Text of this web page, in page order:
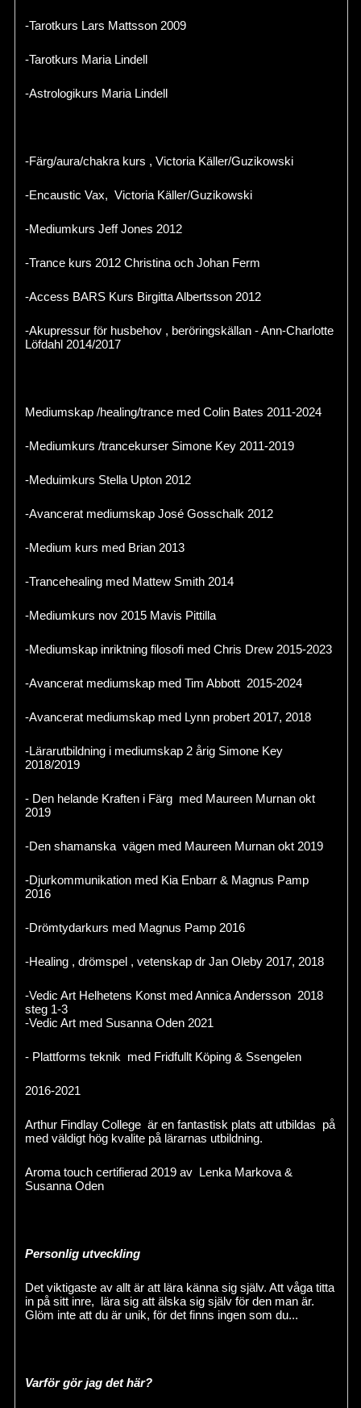
-Tarotkurs Lars Mattsson 2009
-Tarotkurs Maria Lindell
-Astrologikurs Maria Lindell
-Färg/aura/chakra kurs , Victoria Käller/Guzikowski
-Encaustic Vax, Victoria Käller/Guzikowski
-Mediumkurs Jeff Jones 2012
-Trance kurs 2012 Christina och Johan Ferm
-Access BARS Kurs Birgitta Albertsson 2012
-Akupressur för husbehov , beröringskällan - Ann-Charlotte
Löfdahl 2014/2017
Mediumskap /healing/trance med Colin Bates 2011-2024
-Mediumkurs /trancekurser Simone Key 2011-2019
-Meduimkurs Stella Upton 2012
-Avancerat mediumskap José Gosschalk 2012
-Medium kurs med Brian 2013
-Trancehealing med Mattew Smith 2014
-Mediumkurs nov 2015 Mavis Pittilla
-Mediumskap inriktning filosofi med Chris Drew 2015-2023
-Avancerat mediumskap med Tim Abbott 2015-2024
-Avancerat mediumskap med Lynn probert 2017, 2018
-Lärarutbildning i mediumskap 2 årig Simone Key
2018/2019
- Den helande Kraften i Färg med Maureen Murnan okt
2019
-Den shamanska vägen med Maureen Murnan okt 2019
-Djurkommunikation med Kia Enbarr & Magnus Pamp
2016
-Drömtydarkurs med Magnus Pamp 2016
-Healing , drömspel , vetenskap dr Jan Oleby 2017, 2018
-Vedic Art Helhetens Konst med Annica Andersson 2018
steg 1-3
-Vedic Art med Susanna Oden 2021
- Plattforms teknik med Fridfullt Köping & Ssengelen
2016-2021
Arthur Findlay College är en fantastisk plats att utbildas på
med väldigt hög kvalite på lärarnas utbildning.
Aroma touch certifierad 2019 av Lenka Markova &
Susanna Oden
Personlig utveckling
Det viktigaste av allt är att lära känna sig själv. Att våga titta
in på sitt inre, lära sig att älska sig själv för den man är.
Glöm inte att du är unik, för det finns ingen som du...
Varför gör jag det här?